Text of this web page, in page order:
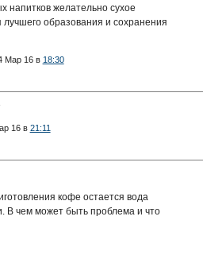
напитков желательно сухое
лучшего образования и сохранения
Мар 16 в 18:30
16 в 21:11
кофе остается вода
В чем может быть проблема и что